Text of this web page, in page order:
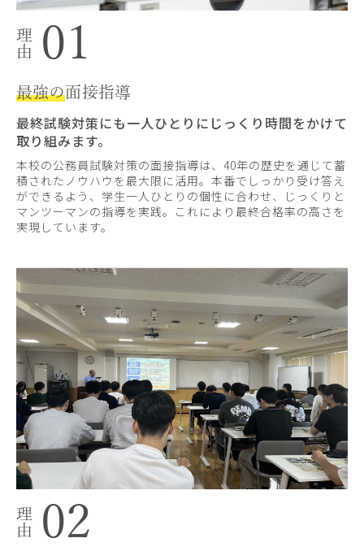
01
最強の面接指導
最終試験対策にも一人ひとりにじっくり時間をかけて
取り組みます。
本校の公務員試験対策の面接指導は、40年の歴史を通じて蓄
積されたノウハウを最大限に活用。本番でしっかり受け答え
ができるよう、学生一人ひとりの個性に合わせ、じっくりと
マンツーマンの指導を実践。これにより最終合格率の高さを
実現しています。
02